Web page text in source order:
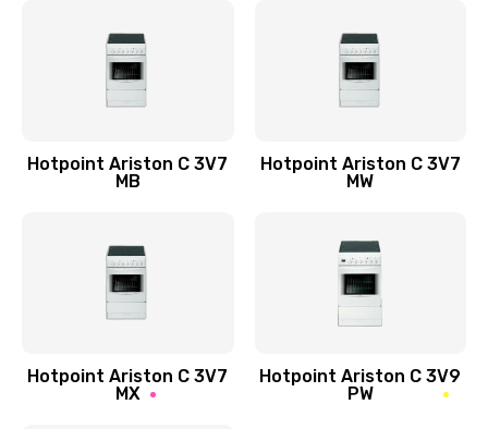
Hotpoint Ariston C 3V7
MB
Hotpoint Ariston C 3V7
MW
Hotpoint Ariston C 3V7
MX
Hotpoint Ariston C 3V9
PW